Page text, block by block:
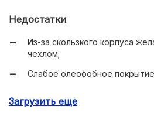
Недостатки
Из-за скользкого корпуса
чехлом;
Слабое олеофобное покрытие
Загрузить еще